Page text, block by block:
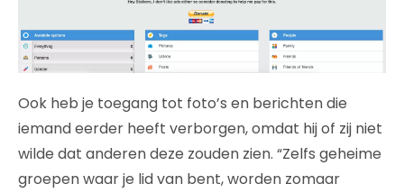
Ook heb je toegang tot foto’s en berichten die
iemand eerder heeft verborgen, omdat hij of zij niet
wilde dat anderen deze zouden zien. “Zelfs geheime
groepen waar je lid van bent, worden zomaar